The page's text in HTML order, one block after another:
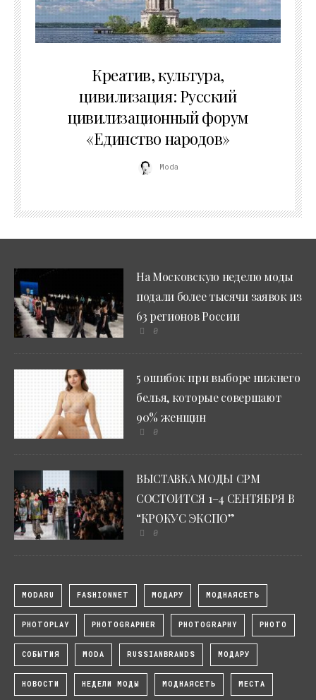
Креатив, культура,
цивилизация: Русский
цивилизационный форум
«Единство народов»
Moda
На Московскую неделю моды
подали более тысячи заявок из
63 регионов России
0
5 ошибок при выборе нижнего
белья, которые совершают
90% женщин
0
ВЫСТАВКА МОДЫ CPM
СОСТОИТСЯ 1–4 СЕНТЯБРЯ В
“КРОКУС ЭКСПО”
0
MODARU FASHIONNET МОДАРУ МОДНАЯСЕТЬ
PHOTOPLAY PHOTOGRAPHER PHOTOGRAPHY PHOTO
СОБЫТИЯ MODA RUSSIANBRANDS МОДАРУ
НОВОСТИ НЕДЕЛИ МОДЫ МОДНАЯСЕТЬ МЕСТА